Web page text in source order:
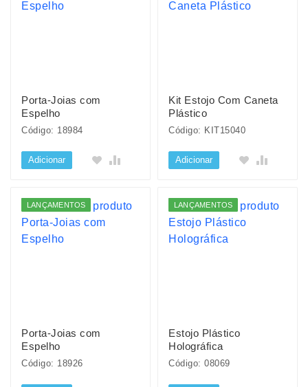
Porta-Joias com
Espelho
Código: 18984
Adicionar
Kit Estojo Com Caneta
Plástico
Código: KIT15040
Adicionar
LANÇAMENTOS
Porta-Joias com
Espelho
Código: 18926
LANÇAMENTOS
Estojo Plástico
Holográfica
Código: 08069